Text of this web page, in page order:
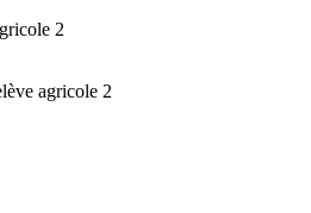
2
agricole 2